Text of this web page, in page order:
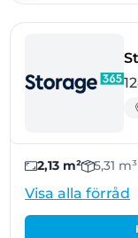
2,13 m² 5,31 m³
Visa alla förråd